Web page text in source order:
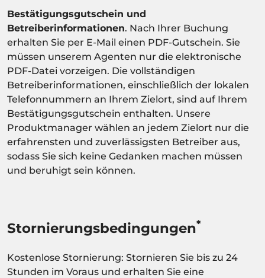
Bestätigungsgutschein und
Betreiberinformationen. Nach Ihrer Buchung
erhalten Sie per E-Mail einen PDF-Gutschein. Sie
müssen unserem Agenten nur die elektronische
PDF-Datei vorzeigen. Die vollständigen
Betreiberinformationen, einschließlich der lokalen
Telefonnummern an Ihrem Zielort, sind auf Ihrem
Bestätigungsgutschein enthalten. Unsere
Produktmanager wählen an jedem Zielort nur die
erfahrensten und zuverlässigsten Betreiber aus,
sodass Sie sich keine Gedanken machen müssen
und beruhigt sein können.
Stornierungsbedingungen*
Kostenlose Stornierung: Stornieren Sie bis zu 24
Stunden im Voraus und erhalten Sie eine